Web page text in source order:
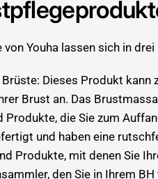
Youha lassen sich in
Dieses Produkt
Brust an. Das
Produkte, die Sie zum
und haben eine
Produkte, mit denen Sie
den Sie in Ihrem